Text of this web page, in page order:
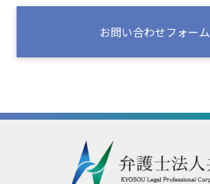
お問い合わせフォーム